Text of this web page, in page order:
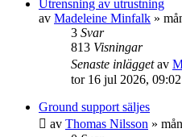
Utrensning av utrustning
av Madeleine Minfalk »
3 Svar
813 Visningar
Senaste inläggetav
tor 16 jul 2026, 09:02
Ground support säljes
av Thomas Nilsson »